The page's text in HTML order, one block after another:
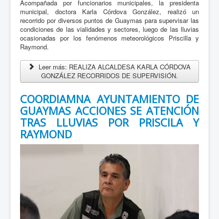
ambiental, ciencia, arte...
Leer mas...
Lanza Gobierno de Sonora concurso sobre perspectiva
de género
27 Julio 2026
En seguimiento a las políticas de igualdad impulsadas por
la presidenta Claudia Sheinbaum Pardo y el gobernador
Alfonso Durazo Montaño, el Gobierno de Sonora, a través de
la Secretaría...
Leer mas...
Consolida Gobierno de Sonora alianzas con Prodeama
El Gobierno de Sonora, a través del Instituto Sonorense
para la Atención de los Adultos Mayores (ISAAM), sostuvo
una reunión de trabajo con la Procuraduría de la Defensa
del...
Acompañada por funcionarios municipales, la presidenta
municipal, doctora Karla Córdova González, realizó un
recorrido por diversos puntos de Guaymas para supervisar las
condiciones de las vialidades y sectores, luego de las lluvias
ocasionadas por los fenómenos meteorológicos Priscilla y
Raymond.
Leer más: REALIZA ALCALDESA KARLA CÓRDOVA
GONZÁLEZ RECORRIDOS DE SUPERVISIÓN.
COORDIAMNA AYUNTAMIENTO DE
GUAYMAS ACCIONES SE ATENCIÓN
TRAS LLUVIAS POR PRISCILA Y
RAYMOND